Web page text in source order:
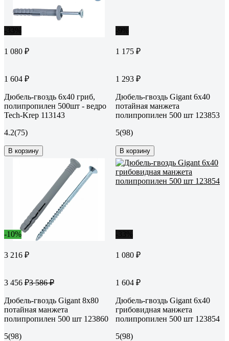
1 080 ₽
1 604 ₽
Дюбель-гвоздь 6х40 гриб,
полипропилен 500шт - ведро
Tech-Krep 113143
4.2(75)
В корзину
1 175 ₽
1 293 ₽
Дюбель-гвоздь Gigant 6x40
потайная манжета
полипропилен 500 шт 123853
5(98)
В корзину
-10%
3 216 ₽
3 456 ₽3 586 ₽
Дюбель-гвоздь Gigant 8x80
потайная манжета
полипропилен 500 шт 123860
5(98)
1 080 ₽
1 604 ₽
Дюбель-гвоздь Gigant 6x40
грибовидная манжета
полипропилен 500 шт 123854
5(98)